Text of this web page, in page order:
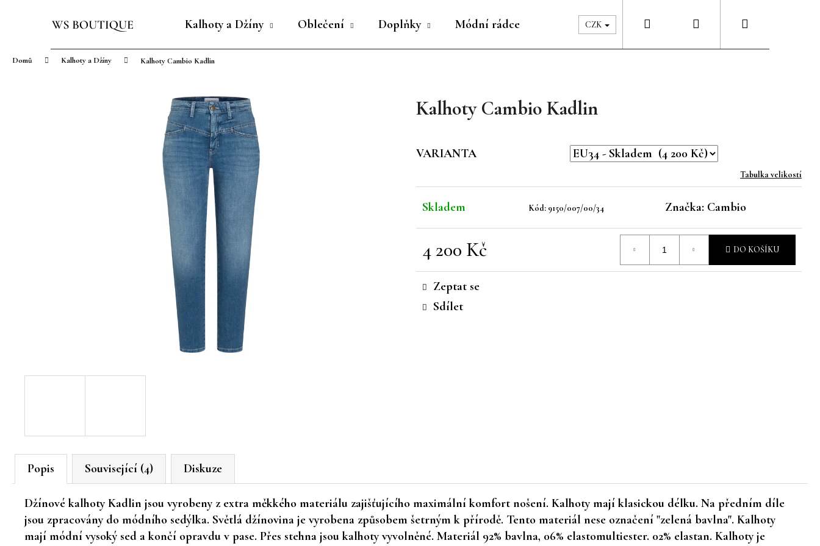
Kalhoty a Džíny Oblečení Doplňky Módní rádce Péče & Šatník Kontakty
CZK Přihlášení
Domů Kalhoty a Džíny Kalhoty Cambio Kadlin
Kalhoty Cambio Kadlin
VARIANTA
Tabulka velikostí
Skladem Kód: 9150/007/00/34 Značka: Cambio
4 200 Kč
cena:
DO KOŠÍKU
Zeptat se
Sdílet
Popis Související (4) Diskuze
Džínové kalhoty Kadlin jsou vyrobeny z extra měkkého materiálu zajišťujícího maximální komfort nošení. Kalhoty mají klasickou délku. Na předním díle
jsou zpracovány do módního sedýlka. Světlá džínovina je vyrobena způsobem šetrným k přírodě. Tento materiál nese označení "zelená bavlna". Kalhoty
mají módní vysoký sed a končí opravdu v pase. Přes stehna jsou kalhoty vyvolněné. Materiál 92% bavlna, 06% elastomultiester. 02% elastan. Kalhoty je
Zpět
obchodu
Zpět
obchodu
HLEDAT